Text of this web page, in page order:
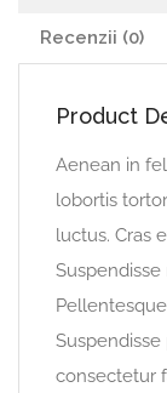
Recenzii (0)
Product
Aenean in
lobortis
luctus. Cras
consectetur